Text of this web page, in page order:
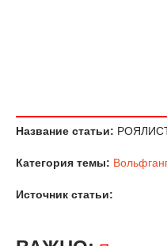
Название статьи:
Категория темы:
Источник статьи: